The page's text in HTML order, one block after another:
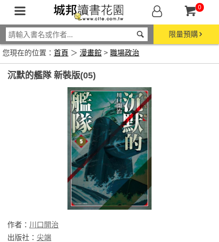
0
限量預購
您現在的位置： 首頁 ＞ 漫畫館 > 職場政治
沉默的艦隊 新裝版(05)
作者： 川口開治
出版社： 尖端